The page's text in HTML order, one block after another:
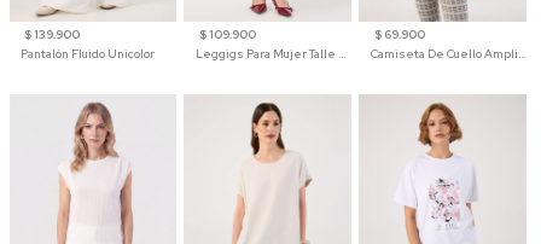
$ 139.900
Pantalón Fluido Unicolor
$ 109.900
Leggigs Para Mujer Talle Alto Liso
$ 69.900
Camiseta De Cuello Amplio Y Manga 3/4 Para Mujer